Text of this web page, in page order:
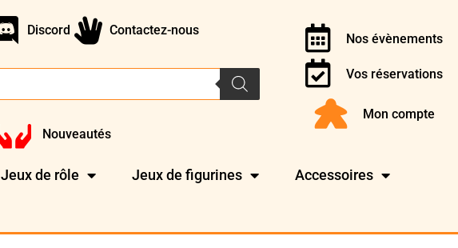
Discord Contactez-nous
Nouveautés
Nos évènements
Vos réservations
Mon compte
Jeux de rôle Jeux de figurines Accessoires